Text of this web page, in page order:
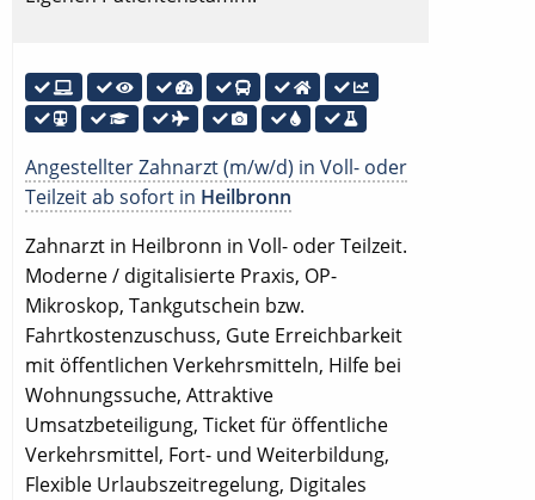
Angestellter Zahnarzt (m/w/d) in Voll- oder
Teilzeit ab sofort in Heilbronn
Zahnarzt in Heilbronn in Voll- oder Teilzeit.
Moderne / digitalisierte Praxis, OP-
Mikroskop, Tankgutschein bzw.
Fahrtkostenzuschuss, Gute Erreichbarkeit
mit öffentlichen Verkehrsmitteln, Hilfe bei
Wohnungssuche, Attraktive
Umsatzbeteiligung, Ticket für öffentliche
Verkehrsmittel, Fort- und Weiterbildung,
Flexible Urlaubszeitregelung, Digitales